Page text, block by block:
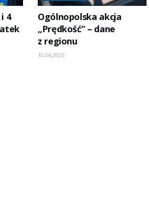
4
Ogólnopolska akcja
„Prędkość” – dane
z regionu
10.04.2025